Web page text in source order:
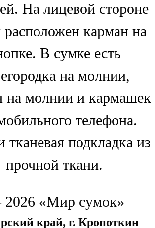
На лицевой стороне
расположен карман на
В сумке есть
на молнии,
на молнии и кармашек
телефона.
тканевая подкладка из
прочной ткани.
«Мир сумок»
край, г. Кропоткин